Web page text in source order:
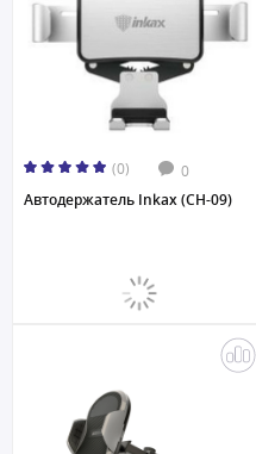
(0) 0
Автодержатель Inkax (CH-09)